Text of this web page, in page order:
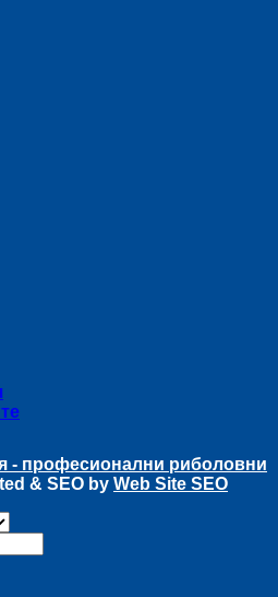
- професионални риболовни
& SEO by Web Site SEO